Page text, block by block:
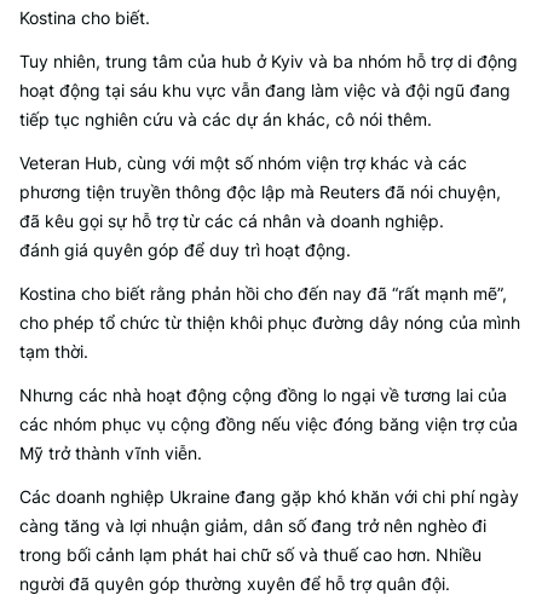
Kostina cho biết.
Tuy nhiên, trung tâm của hub ở Kyiv và ba nhóm hỗ trợ di động
hoạt động tại sáu khu vực vẫn đang làm việc và đội ngũ đang
tiếp tục nghiên cứu và các dự án khác, cô nói thêm.
Veteran Hub, cùng với một số nhóm viện trợ khác và các
phương tiện truyền thông độc lập mà Reuters đã nói chuyện,
đã kêu gọi sự hỗ trợ từ các cá nhân và doanh nghiệp.
đánh giá quyên góp để duy trì hoạt động.
Kostina cho biết rằng phản hồi cho đến nay đã “rất mạnh mẽ”,
cho phép tổ chức từ thiện khôi phục đường dây nóng của mình
tạm thời.
Nhưng các nhà hoạt động cộng đồng lo ngại về tương lai của
các nhóm phục vụ cộng đồng nếu việc đóng băng viện trợ của
Mỹ trở thành vĩnh viễn.
Các doanh nghiệp Ukraine đang gặp khó khăn với chi phí ngày
càng tăng và lợi nhuận giảm, dân số đang trở nên nghèo đi
trong bối cảnh lạm phát hai chữ số và thuế cao hơn. Nhiều
người đã quyên góp thường xuyên để hỗ trợ quân đội.